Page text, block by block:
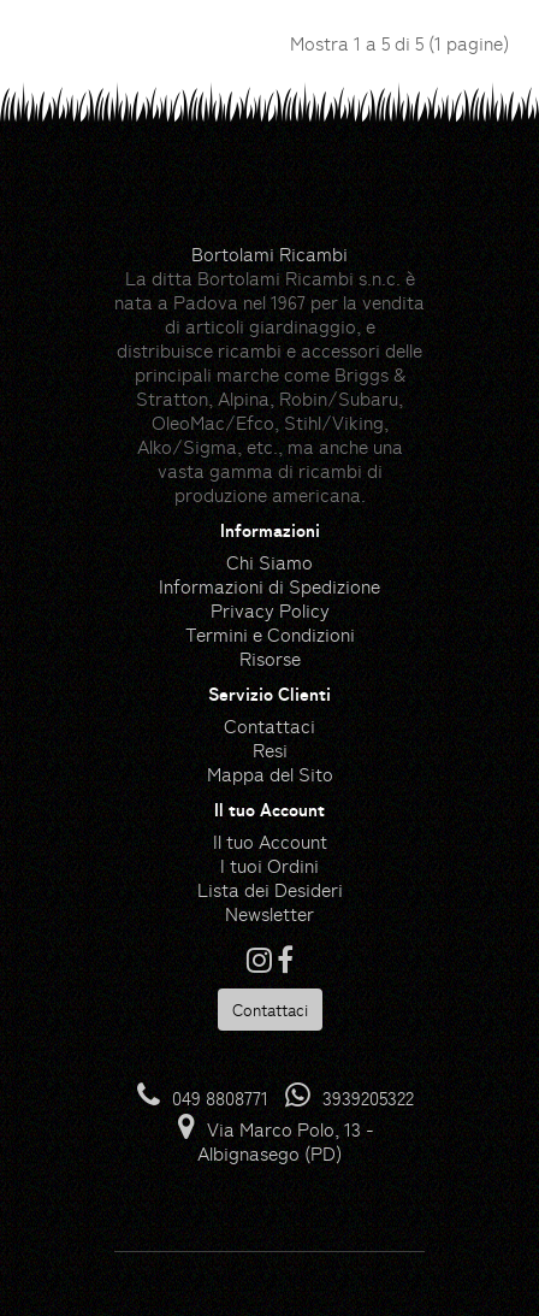
Mostra 1 a 5 di 5 (1 pagine)
Bortolami Ricambi
La ditta Bortolami Ricambi s.n.c. è
nata a Padova nel 1967 per la vendita
di articoli giardinaggio, e
distribuisce ricambi e accessori delle
principali marche come Briggs &
Stratton, Alpina, Robin/Subaru,
OleoMac/Efco, Stihl/Viking,
Alko/Sigma, etc., ma anche una
vasta gamma di ricambi di
produzione americana.
Informazioni
Chi Siamo
Informazioni di Spedizione
Privacy Policy
Termini e Condizioni
Risorse
Servizio Clienti
Contattaci
Resi
Mappa del Sito
Il tuo Account
Il tuo Account
I tuoi Ordini
Lista dei Desideri
Newsletter
Contattaci
Hedge icons created by
photo3idea_studio - Flaticon
Gloves icons created by
max.icons - Flaticon
049 8808771
3939205322
Via Marco Polo, 13 -
Albignasego (PD)